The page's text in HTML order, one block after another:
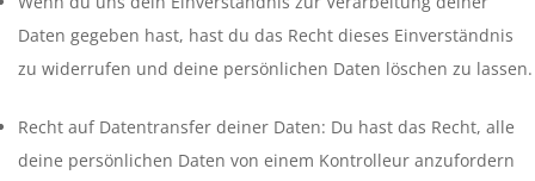
Daten gegeben hast, hast du das Recht dieses Einverständnis
zu widerrufen und deine persönlichen Daten löschen zu lassen.
Recht auf Datentransfer deiner Daten: Du hast das Recht, alle
deine persönlichen Daten von einem Kontrolleur anzufordern